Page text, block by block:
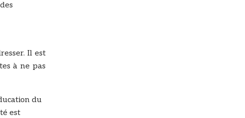
Il est
à ne pas
du
est